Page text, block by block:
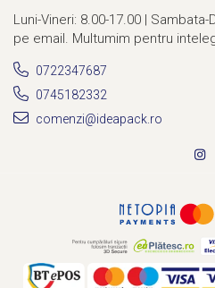
Luni-Vineri: 8.00-17.00 |
pe email. Multumim pentru
0722347687
0745182332
comenzi@ideapack.ro